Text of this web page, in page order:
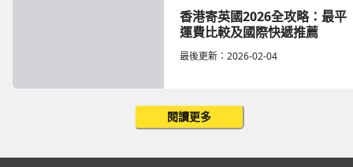
香港寄英國2026全攻略：最平
運費比較及國際快遞推薦
最後更新： 2026-02-04
閱讀更多